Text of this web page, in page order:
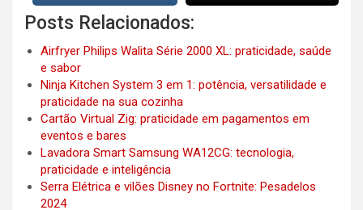
Posts Relacionados:
Airfryer Philips Walita Série 2000 XL: praticidade, saúde
e sabor
Ninja Kitchen System 3 em 1: potência, versatilidade e
praticidade na sua cozinha
Cartão Virtual Zig: praticidade em pagamentos em
eventos e bares
Lavadora Smart Samsung WA12CG: tecnologia,
praticidade e inteligência
Serra Elétrica e vilões Disney no Fortnite: Pesadelos
2024